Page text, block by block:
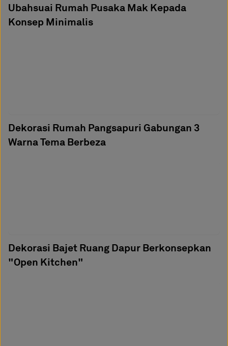
Ubahsuai Rumah Pusaka Mak Kepada
Konsep Minimalis
Dekorasi Rumah Pangsapuri Gabungan 3
Warna Tema Berbeza
Dekorasi Bajet Ruang Dapur Berkonsepkan
"Open Kitchen"